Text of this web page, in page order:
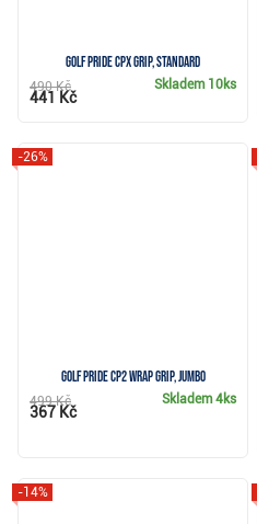
Golf Pride CPx grip, Standard
Skladem 10ks
490 Kč
441 Kč
Golf Pride CP2 Wrap grip, Jumbo
-26%
Skladem4ks
499 Kč
367 Kč
-14%